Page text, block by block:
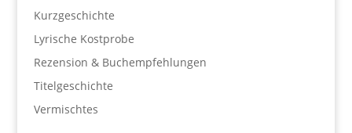
Kurzgeschichte
Lyrische Kostprobe
Rezension & Buchempfehlungen
Titelgeschichte
Vermischtes